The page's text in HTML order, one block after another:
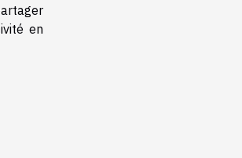
en